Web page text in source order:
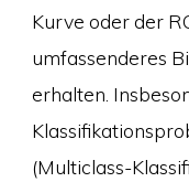
Kurve oder der
umfassenderes
erhalten.
(Multiclass-